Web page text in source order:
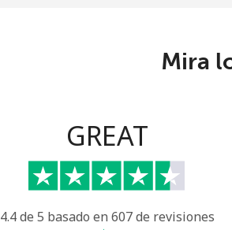
Mira
GREAT
4.4 de 5 basado en 607 de revisiones